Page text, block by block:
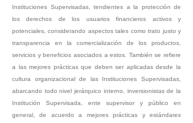
Instituciones Supervisadas, tendientes a la protección de
los derechos de los usuarios financieros activos y
potenciales, considerando aspectos tales como trato justo y
transparencia en la comercialización de los productos,
servicios y beneficios asociados a estos. También se refiere
a las mejores prácticas que deben ser aplicadas desde la
cultura organizacional de las Instituciones Supervisadas,
abarcando todo nivel jerárquico interno, inversionistas de la
Institución Supervisada, ente supervisor y público en
general, de acuerdo a mejores prácticas y estándares